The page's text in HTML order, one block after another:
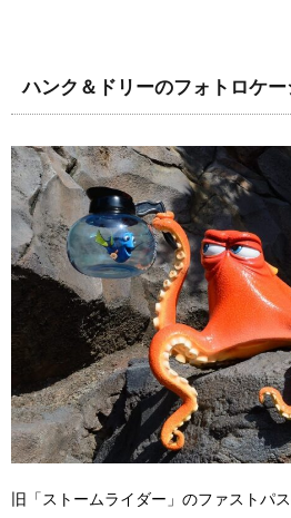
ハンク＆ドリーのフォトロケ
旧「ストームライダー」のファストパ